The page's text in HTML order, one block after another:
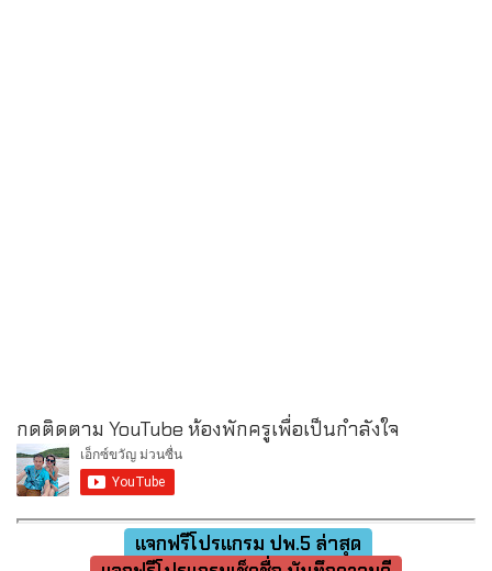
กดติดตาม YouTube ห้องพักครูเพื่อเป็นกำลังใจ
แจกฟรีโปรแกรม ปพ.5 ล่าสุด